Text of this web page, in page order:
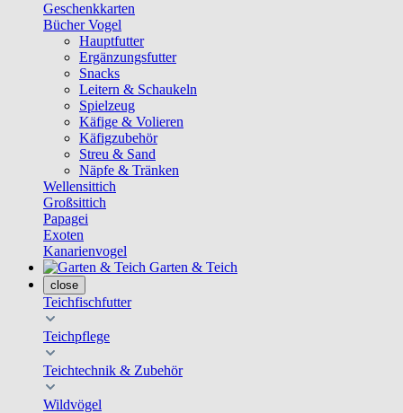
Geschenkkarten
Bücher Vogel
Hauptfutter
Ergänzungsfutter
Snacks
Leitern & Schaukeln
Spielzeug
Käfige & Volieren
Käfigzubehör
Streu & Sand
Näpfe & Tränken
Wellensittich
Großsittich
Papagei
Exoten
Kanarienvogel
Garten & Teich
close
Teichfischfutter
Teichpflege
Teichtechnik & Zubehör
Wildvögel